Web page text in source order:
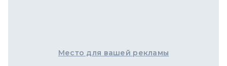
Место для вашей рекламы